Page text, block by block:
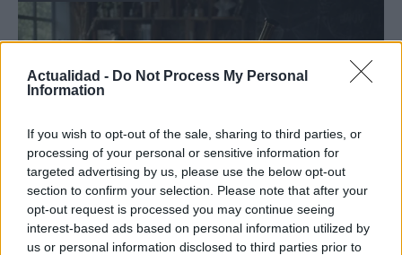
Actualidad - Do Not Process My Personal
Information
If you wish to opt-out of the sale, sharing to third parties, or
processing of your personal or sensitive information for
targeted advertising by us, please use the below opt-out
section to confirm your selection. Please note that after your
opt-out request is processed you may continue seeing
interest-based ads based on personal information utilized by
us or personal information disclosed to third parties prior to
Guía para definir intereses y
competencias en carreras STEAM